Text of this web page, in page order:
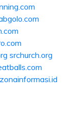
srchurch.org
zonainformasi.id